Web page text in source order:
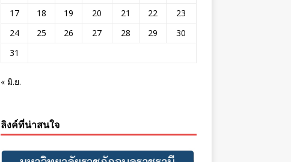
17
18 19 20 21 22
23
24
25 26 27 28 29
30
31
« มิ.ย.
ลิงค์ที่น่าสนใจ